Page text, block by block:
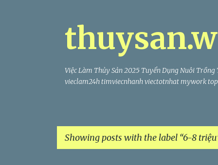
Việc Làm Thủy Sản 2025 Tuyển Dụng Nuôi Trồng
vieclam24h timviecnhanh viectotnhat mywork
Showing posts with the label 6-8 triệu